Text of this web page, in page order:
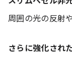
周囲の光の反射
さらに強化され